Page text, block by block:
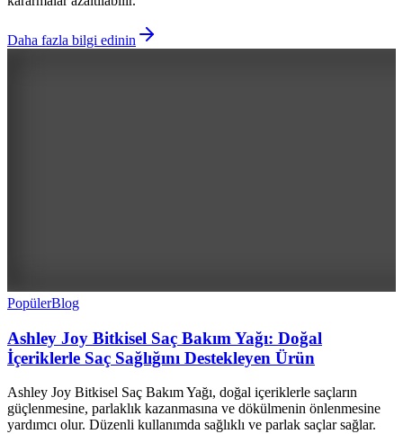
Daha fazla bilgi edinin
PopülerBlog
Ashley Joy Bitkisel Saç Bakım Yağı: Doğal
İçeriklerle Saç Sağlığını Destekleyen Ürün
Ashley Joy Bitkisel Saç Bakım Yağı, doğal içeriklerle saçların
güçlenmesine, parlaklık kazanmasına ve dökülmenin önlenmesine
yardımcı olur. Düzenli kullanımda sağlıklı ve parlak saçlar sağlar.